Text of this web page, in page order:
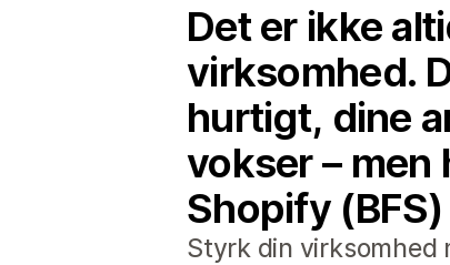
Det er ikke
virksomhed.
hurtigt, dine
vokser – men
Shopify
Styrk din virksomhed